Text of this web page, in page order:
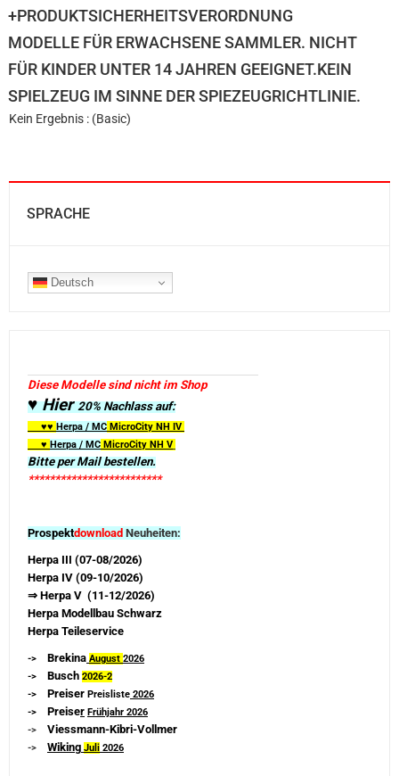
+PRODUKTSICHERHEITSVERORDNUNG
MODELLE FÜR ERWACHSENE SAMMLER. NICHT
FÜR KINDER UNTER 14 JAHREN GEEIGNET.KEIN
SPIELZEUG IM SINNE DER SPIEZEUGRICHTLINIE.
Kein Ergebnis : (Basic)
SPRACHE
Deutsch
Diese Modelle sind nicht im Shop
♥ Hier20% Nachlass auf:
♥♥ Herpa / MC MicroCity NH IV
♥ Herpa / MC MicroCity NH V
Bitte per Mail bestellen.
*************************
Prospektdownload Neuheiten:
Herpa III (07-08/2026)
Herpa IV (09-10/2026)
⇒ Herpa V (11-12/2026)
Herpa Modellbau Schwarz
Herpa Teileservice
-> Brekina August 2026
-> Busch 2026-2
-> Preiser Preisliste 2026
-> Preiser Frühjahr 2026
-> Viessmann-Kibri-Vollmer
-> Wiking Juli 2026